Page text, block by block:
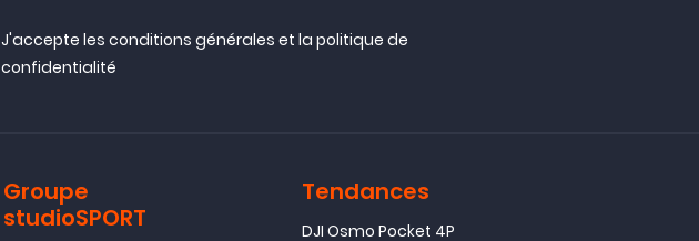
J'accepte lesconditions générales et lapolitique de
confidentialité
Groupe
studioSPORT
Tendances
DJI Osmo Pocket 4P